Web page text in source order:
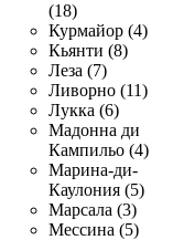
(18)
Курмайор (4)
Кьянти (8)
Леза (7)
Ливорно (11)
Лукка (6)
Мадонна ди
Кампильо (4)
Марина-ди-
Каулония (5)
Марсала (3)
Мессина (5)